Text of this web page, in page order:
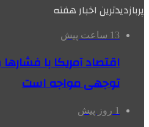
پربازدیدترین اخبار هفته
13 ساعت پیش
اقتصاد آمریکا با
توجهی مواجه است
1 روز پیش